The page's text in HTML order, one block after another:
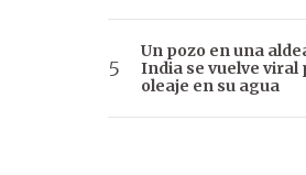
Un pozo en una
India se vuelve viral
oleaje en su agua